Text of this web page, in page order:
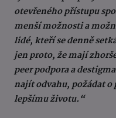
otevřeného přístupu
menší možnosti a
lidé, kteří se denně
jen proto, že mají
peer podpora a
najít odvahu, požádat o
lepšímu životu.“